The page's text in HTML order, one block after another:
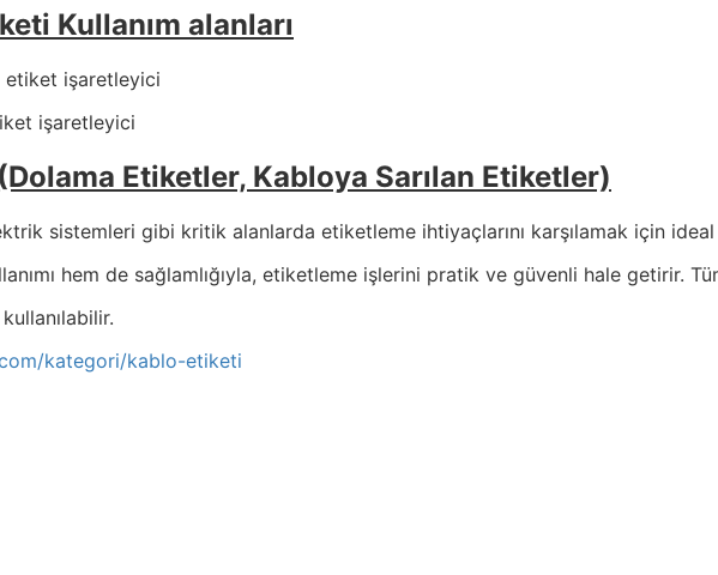
Kullanım alanları
etiket işaretleyici
işaretleyici
Etiketler, Kabloya Sarılan Etiketler)
sistemleri gibi kritik alanlarda etiketleme ihtiyaçlarını karşılamak için
hem de sağlamlığıyla, etiketleme işlerini pratik ve güvenli hale getirir.
kategori/kablo-etiketi